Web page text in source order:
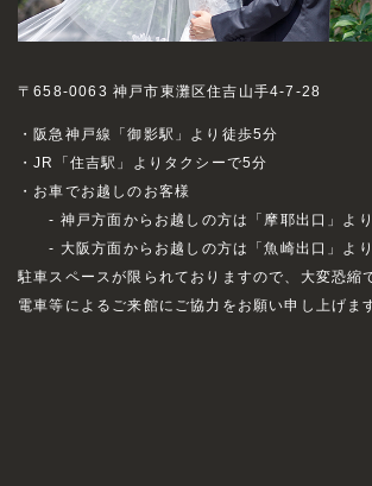
〒658-0063 神戸市東灘区住吉山手4-7-28
・阪急神戸線「御影駅」より徒歩5分
・JR「住吉駅」よりタクシーで5分
・お車でお越しのお客様
- 神戸方面からお越しの方は「摩耶出口」よ
- 大阪方面からお越しの方は「魚崎出口」よ
駐車スペースが限られておりますので、大変恐縮
電車等によるご来館にご協力をお願い申し上げま